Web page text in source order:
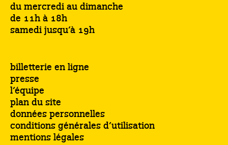
du mercredi au dimanche
de 11h à 18h
samedi jusqu’à 19h
billetterie en ligne
presse
l’équipe
plan du site
données personnelles
conditions générales d’utilisation
mentions légales